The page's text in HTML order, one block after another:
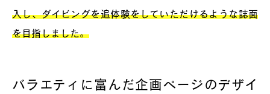
入し、ダイビングを追体験をしていただけるような誌面
を目指しました。
バラエティに富んだ企画ページのデザイ